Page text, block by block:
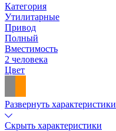
Категория
Утилитарные
Привод
Полный
Вместимость
2 человека
Цвет
Развернуть характеристики
Скрыть характеристики